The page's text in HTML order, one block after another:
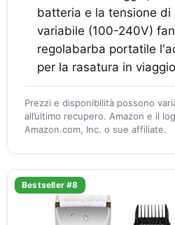
batteria e la tensione di
variabile (100-240V)
regolabarba portatile
per la rasatura in viaggio
Prezzi e disponibilità possono
all’ultimo recupero. Amazon e il
Amazon.com, Inc. o sue affiliate.
Bestseller #8